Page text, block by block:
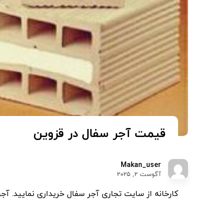
قیمت آجر سفال در قزوین
Makan_user
آگوست ۲, ۲۰۲۵
کارخانه از سایت تجاری آجر سفال خریداری نمایید.